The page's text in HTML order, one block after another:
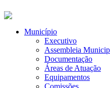
Município
Executivo
Assembleia
Documentação
Áreas de Atuação
Equipamentos
Comissões